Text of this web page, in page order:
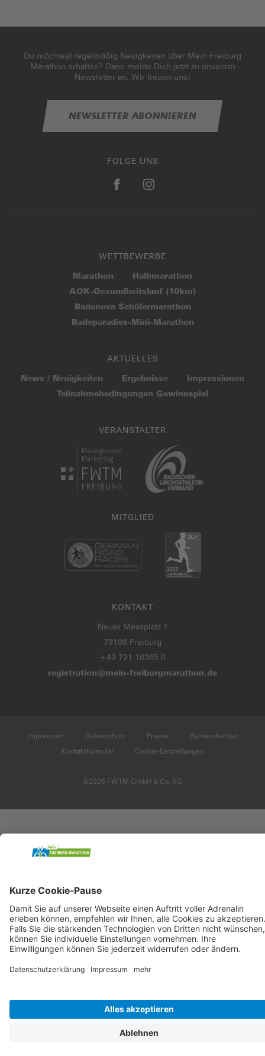
FOLGE UNS
Du möchtest regelmäßig Neuigkeiten über Mein Freiburg
Marathon erhalten? Dann melde Dich jetzt zu unserem
Newsletter an. Wir freuen uns!
NEWSLETTER ABONNIEREN
WETTBEWERBE
Marathon
Halbmarathon
AOK-Gesundheitslauf (10km)
Badenova Schülermarathon
Badeparadies-Mini-Marathon
AKTUELLES
News / Neuigkeiten Ergebnisse
Impressionen
Teilnahme­bedingungen Gewinnspiel
VERANSTALTER
MITGLIED
KONTAKT
Neuer Messplatz 1
79108 Freiburg
+49 721 18385 0
registration@mein-freiburgmarathon.de
Impressum Datenschutz Presse
Barrierefreiheit
Kontaktformular
Cookie-Einstellungen
©2026 FWTM GmbH & Co. KG